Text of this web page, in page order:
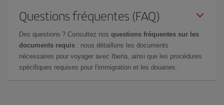
Questions fréquentes (FAQ)
Des questions ? Consultez nos questions fréquentes sur les
documents requis : nous détaillons les documents
nécessaires pour voyager avec Iberia, ainsi que les procédures
spécifiques requises pour l'immigration et les douanes.